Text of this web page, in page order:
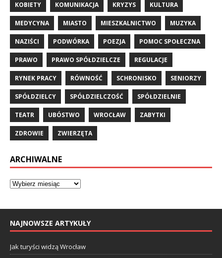
KOBIETY KOMUNIKACJA KRYZYS KULTURA
MEDYCYNA MIASTO MIESZKALNICTWO MUZYKA
NAZIŚCI PODWÓRKA POEZJA POMOC SPOŁECZNA
PRAWO PRAWO SPÓŁDZIELCZE REGULACJE
RYNEK PRACY RÓWNOŚĆ SCHRONISKO SENIORZY
SPÓŁDZIELCY SPÓŁDZIELCZOŚĆ SPÓŁDZIELNIE
TEATR UBÓSTWO WROCŁAW ZABYTKI
ZDROWIE ZWIERZĘTA
ARCHIWALNE
NAJNOWSZE ARTYKUŁY
Jak turyści widzą Wrocław